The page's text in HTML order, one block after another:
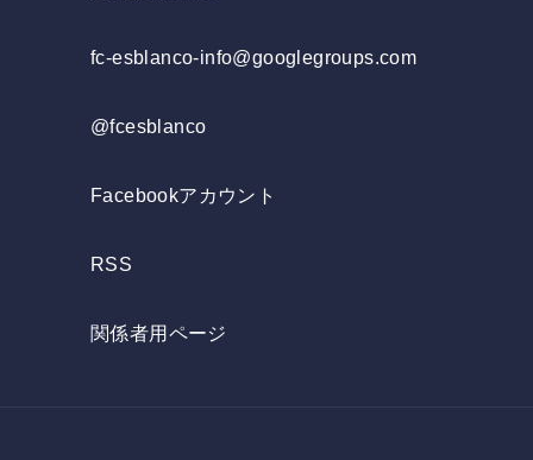
fc-esblanco-info@googlegroups.com
@fcesblanco
Facebookアカウント
RSS
関係者用ページ